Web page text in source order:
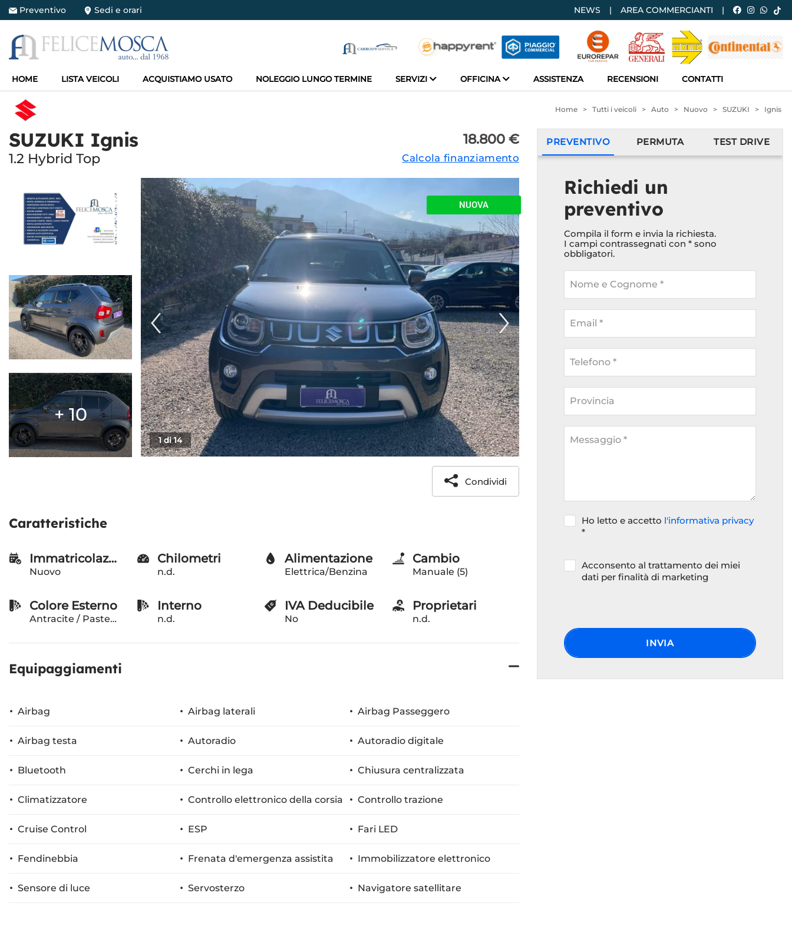
HOME
LISTA VEICOLI
ACQUISTIAMO USATO
NOLEGGIO LUNGO TERMINE
OFFICINA
RECENSIONI
CONTATTI
NEWS
AREA COMMERCIANTI
Preventivo Sedi e orari NEWS AREA COMMERCIANTI
HOME LISTA VEICOLI ACQUISTIAMO USATO NOLEGGIO LUNGO TERMINE SERVIZI OFFICINA ASSISTENZA RECENSIONI CONTATTI
Home > Tutti i veicoli > Auto > Nuovo > SUZUKI > Ignis
SUZUKI Ignis
1.2 Hybrid Top
18.800 €
Calcola finanziamento
+ 10
NUOVA
1 di 14
Condividi
Caratteristiche
Immatricolazione
Nuovo
Chilometri
n.d.
Alimentazione
Elettrica/Benzina
Cambio
Manuale (5)
Colore Esterno
Antracite / Pastello
Interno
n.d.
IVA Deducibile
No
Proprietari
n.d.
Equipaggiamenti
Airbag Airbag laterali Airbag Passeggero
Airbag testa Autoradio Autoradio digitale
Bluetooth Cerchi in lega Chiusura centralizzata
Climatizzatore Controllo elettronico della corsia Controllo trazione
Cruise Control ESP Fari LED
Fendinebbia Frenata d'emergenza assistita Immobilizzatore elettronico
Sensore di luce Servosterzo Navigatore satellitare
PREVENTIVO PERMUTA TEST DRIVE
Richiedi un
preventivo
Compila il form e invia la richiesta.
I campi contrassegnati con * sono
obbligatori.
Nome e Cognome *
Email *
Telefono *
Provincia
Messaggio *
Ho letto e accetto l'informativa privacy
*
Acconsento al trattamento dei miei
dati per finalità di marketing
INVIA